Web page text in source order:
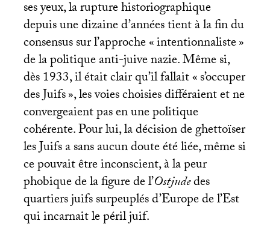
ses yeux, la rupture historiographique
depuis une dizaine d’années tient à la fin du
consensus sur l’approche «intentionnaliste»
de la politique anti-juive nazie. Même si,
dès 1933, il était clair qu’il fallait «s’occuper
des Juifs», les voies choisies différaient et ne
convergeaient pas en une politique
cohérente. Pour lui, la décision de ghettoïser
les Juifs a sans aucun doute été liée, même si
ce pouvait être inconscient, à la peur
phobique de la figure de l’Ostjudedes
quartiers juifs surpeuplés d’Europe de l’Est
qui incarnait le péril juif.